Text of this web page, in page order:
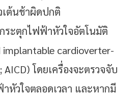
เต้นช้าผิดปกติ
กระตุกไฟฟ้าหัวใจอัตโนมัติ
cardioverter-
โดยเครื่องจะตรวจจับ
วใจตลอดเวลา และหากมี